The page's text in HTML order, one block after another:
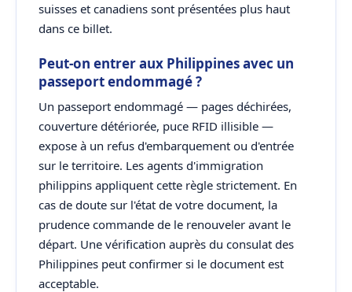
suisses et canadiens sont présentées plus haut
dans ce billet.
Peut-on entrer aux Philippines avec un
passeport endommagé ?
Un passeport endommagé — pages déchirées,
couverture détériorée, puce RFID illisible —
expose à un refus d'embarquement ou d'entrée
sur le territoire. Les agents d'immigration
philippins appliquent cette règle strictement. En
cas de doute sur l'état de votre document, la
prudence commande de le renouveler avant le
départ. Une vérification auprès du consulat des
Philippines peut confirmer si le document est
acceptable.